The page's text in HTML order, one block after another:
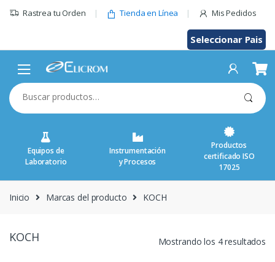
Rastrea tu Orden Tienda en Línea Mis Pedidos
Seleccionar Pais
Buscar
por:
Equipos de
Laboratorio
Instrumentación
y Procesos
Productos
certificado ISO
17025
Inicio Marcas del producto KOCH
KOCH Mostrando los 4 resultados